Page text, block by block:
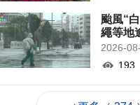
颱風“
繩等地
2026-
193